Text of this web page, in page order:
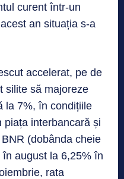
curent într-un
an situația s-a
accelerat, pe de
silite să majoreze
la 7%, în condițiile
piața interbancară și
(dobânda cheie
august la 6,25% în
rata